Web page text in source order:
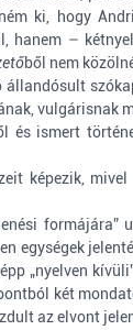
ki, hogy
hanem –
ből nem
ismert
képezik,
formájára”
egységek
„nyelven
két
az elvont